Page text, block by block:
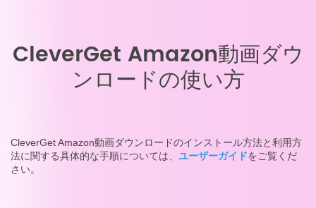
CleverGet Amazon動画ダウ
ンロードの使い方
CleverGet Amazon動画ダウンロードのインストール方法と利用方
法に関する具体的な手順については、 ユーザーガイドをご覧くだ
さい。